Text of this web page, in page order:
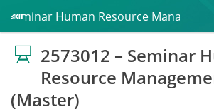
Seminar Human Resource
2573012 – Seminar
Resource
(Master)